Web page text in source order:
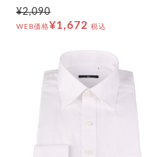
¥2,090
WEB価格¥1,672 税込